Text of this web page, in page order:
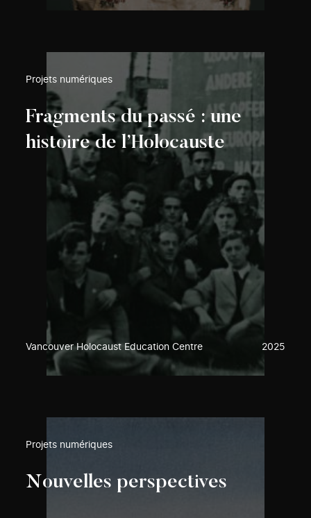
Projets numériques
Fragments du passé : une
histoire de l’Holocauste
Vancouver Holocaust Education Centre 2025
Projets numériques
Nouvelles perspectives